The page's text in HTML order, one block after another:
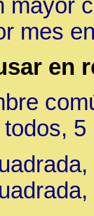
mayor
mes
en